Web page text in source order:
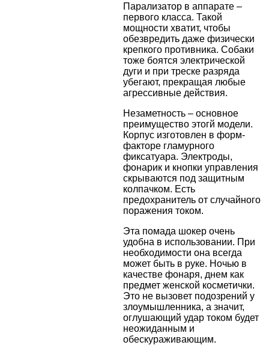
Парализатор в аппарате –
первого класса. Такой
мощности хватит, чтобы
обезвредить даже физически
крепкого противника. Собаки
тоже боятся электрической
дуги и при треске разряда
убегают, прекращая любые
агрессивные действия.
Незаметность – основное
преимущество этогй модели.
Корпус изготовлен в форм-
факторе гламурного
фиксатуара. Электроды,
фонарик и кнопки управления
скрываются под защитным
колпачком. Есть
предохранитель от случайного
поражения током.
Эта помада шокер очень
удобна в использовании. При
необходимости она всегда
может быть в руке. Ночью в
качестве фонаря, днем как
предмет женской косметички.
Это не вызовет подозрений у
злоумышленника, а значит,
оглушающий удар током будет
неожиданным и
обескураживающим.